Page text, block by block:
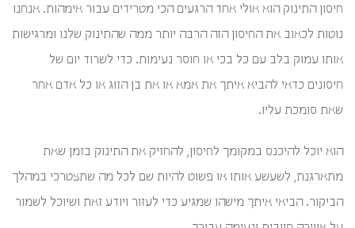
חיסון התינוק הוא אולי אחד הרגעים הכי מטרידים עבור אימהות. אנחנו
נוטות לכאוב את החיסון הזה הרבה יותר ממה שהתינוק שלנו ומרגישות
אותו עמוק בלב עם כל בכי או חוסר נעימות. כדי לשרוד יום של
חיסונים כדאי להביא איתך את אמא או את בן הזוג או כל אדם אחר
שאת סומכת עליו.
הוא יוכל להיכנס במקומך לחיסון, להחזיק את התינוק בזמן שאת
מתארגנת, לשעשע אותו או פשוט להיות שם לכל מה שתצטרכי במהלך
הביקור. הביאי איתך מישהו שמגיע כדי לעזור ויודע זאת ושיוכל לשמור